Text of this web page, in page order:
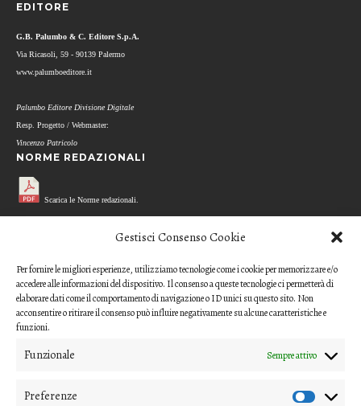
Gestisci Consenso Cookie
Per fornire le migliori esperienze, utilizziamo tecnologie come i cookie per memorizzare e/o
accedere alle informazioni del dispositivo. Il consenso a queste tecnologie ci permetterà di
elaborare dati come il comportamento di navigazione o ID unici su questo sito. Non
acconsentire o ritirare il consenso può influire negativamente su alcune caratteristiche e
funzioni.
Funzionale Sempre attivo
Preferenze
EDITORE
G.B. Palumbo & C. Editore S.p.A.
Via Ricasoli, 59 - 90139 Palermo
www.palumboeditore.it
Palumbo Editore Divisione Digitale
Resp. Progetto / Webmaster:
Vincenzo Patricolo
NORME REDAZIONALI
Scarica le Norme redazionali.
MODELLO REFEREE
Scarica il questionario di valutazione
(modello per i referee)
CODICE ETICO
COME INVIARE UN CONTRIBUTO